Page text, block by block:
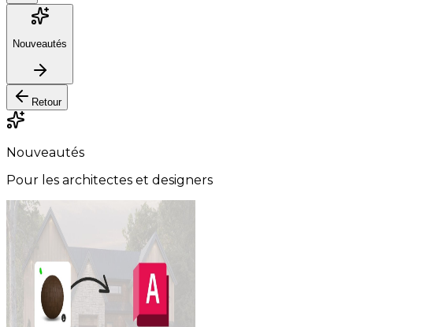
Nouveautés
Retour
Nouveautés
Pour les architectes et designers